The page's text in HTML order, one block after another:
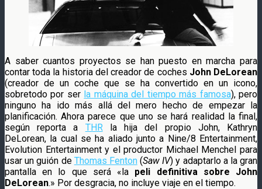
A saber cuantos proyectos se han puesto en marcha para
contar toda la historia del creador de coches John DeLorean
(creador de un coche que se ha convertido en un icono,
sobretodo por ser la máquina del tiempo más famosa), pero
ninguno ha ido más allá del mero hecho de empezar la
planificación. Ahora parece que uno se hará realidad la final,
según reporta a THRla hija del propio John, Kathryn
DeLorean, la cual se ha aliado junto a Nine/8 Entertainment,
Evolution Entertainment y el productor Michael Menchel para
usar un guión de Thomas Fenton(Saw IV) y adaptarlo a la gran
pantalla en lo que será «la peli definitiva sobre John
DeLorean.» Por desgracia, no incluye viaje en el tiempo.